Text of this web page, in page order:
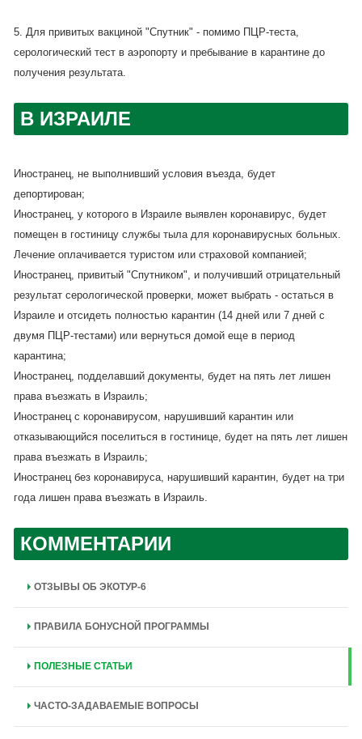
5. Для привитых вакциной "Спутник" - помимо ПЦР-теста,
серологический тест в аэропорту и пребывание в карантине до
получения результата.
В ИЗРАИЛЕ
Иностранец, не выполнивший условия въезда, будет
депортирован;
Иностранец, у которого в Израиле выявлен коронавирус, будет
помещен в гостиницу службы тыла для коронавирусных больных.
Лечение оплачивается туристом или страховой компанией;
Иностранец, привитый "Спутником", и получивший отрицательный
результат серологической проверки, может выбрать - остаться в
Израиле и отсидеть полностью карантин (14 дней или 7 дней с
двумя ПЦР-тестами) или вернуться домой еще в период
карантина;
Иностранец, подделавший документы, будет на пять лет лишен
права въезжать в Израиль;
Иностранец с коронавирусом, нарушивший карантин или
отказывающийся поселиться в гостинице, будет на пять лет лишен
права въезжать в Израиль;
Иностранец без коронавируса, нарушивший карантин, будет на три
года лишен права въезжать в Израиль.
КОММЕНТАРИИ
ОТЗЫВЫ ОБ ЭКОТУР-6
ПРАВИЛА БОНУСНОЙ ПРОГРАММЫ
ПОЛЕЗНЫЕ СТАТЬИ
ЧАСТО-ЗАДАВАЕМЫЕ ВОПРОСЫ